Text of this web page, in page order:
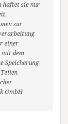
haftet sie nur
zur
einer
mit dem
Speicherung
GmbH